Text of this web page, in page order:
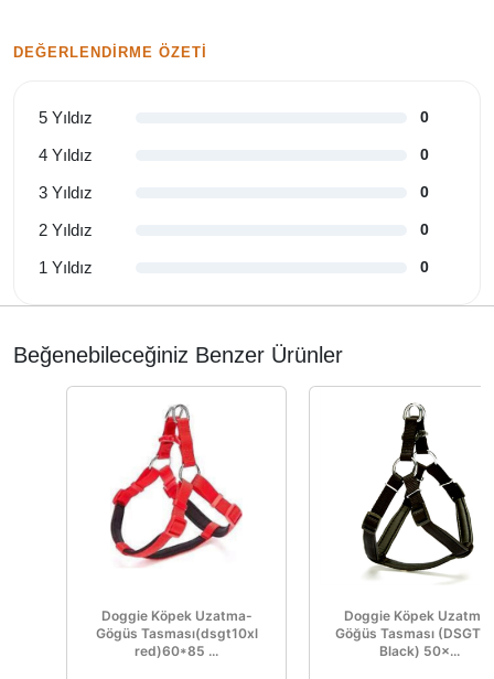
DEĞERLENDIRME ÖZETI
5 Yıldız 0
4 Yıldız 0
3 Yıldız 0
2 Yıldız 0
1 Yıldız 0
Beğenebileceğiniz Benzer Ürünler
Doggie Köpek Uzatma-
Gögüs Tasması(dsgt10xl
red)60*85 ...
Doggie Köpek Uzatma-
Göğüs Tasması
Black) 50×...